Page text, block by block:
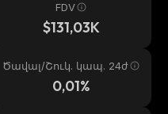
FDV
$131,03K
Ծավալ/Շուկ. կապ. 24ժ
0,01%